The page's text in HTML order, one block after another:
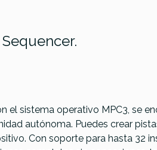
el sistema operativo MPC3, se
autónoma. Puedes crear
Con soporte para hasta 32